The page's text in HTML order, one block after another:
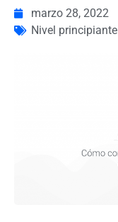
marzo 28, 2022
Nivel principiante